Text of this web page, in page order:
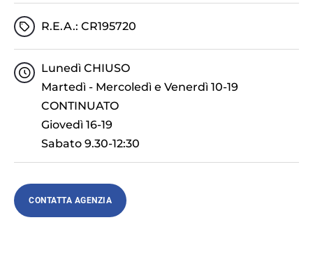
R.E.A.: CR195720
Lunedì CHIUSO
Martedì - Mercoledì e Venerdì 10-19
CONTINUATO
Giovedì 16-19
Sabato 9.30-12:30
CONTATTA AGENZIA